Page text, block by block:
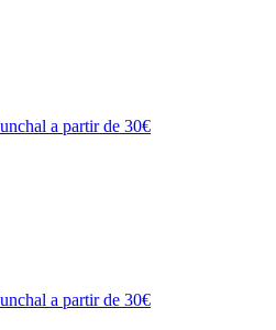
a partir de 30€
a partir de 30€